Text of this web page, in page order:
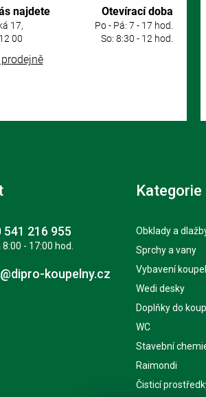
najdete
17,
00
Otevírací doba
Po - Pá: 7 - 17 hod.
So: 8:30 - 12 hod.
541 216 955
8:00 - 17:00 hod.
koupelny.cz
Kategorie
Obklady a
Sprchy a vany
Vybavení
Wedi desky
Doplňky do
WC
Stavební
Raimondi
Čisticí